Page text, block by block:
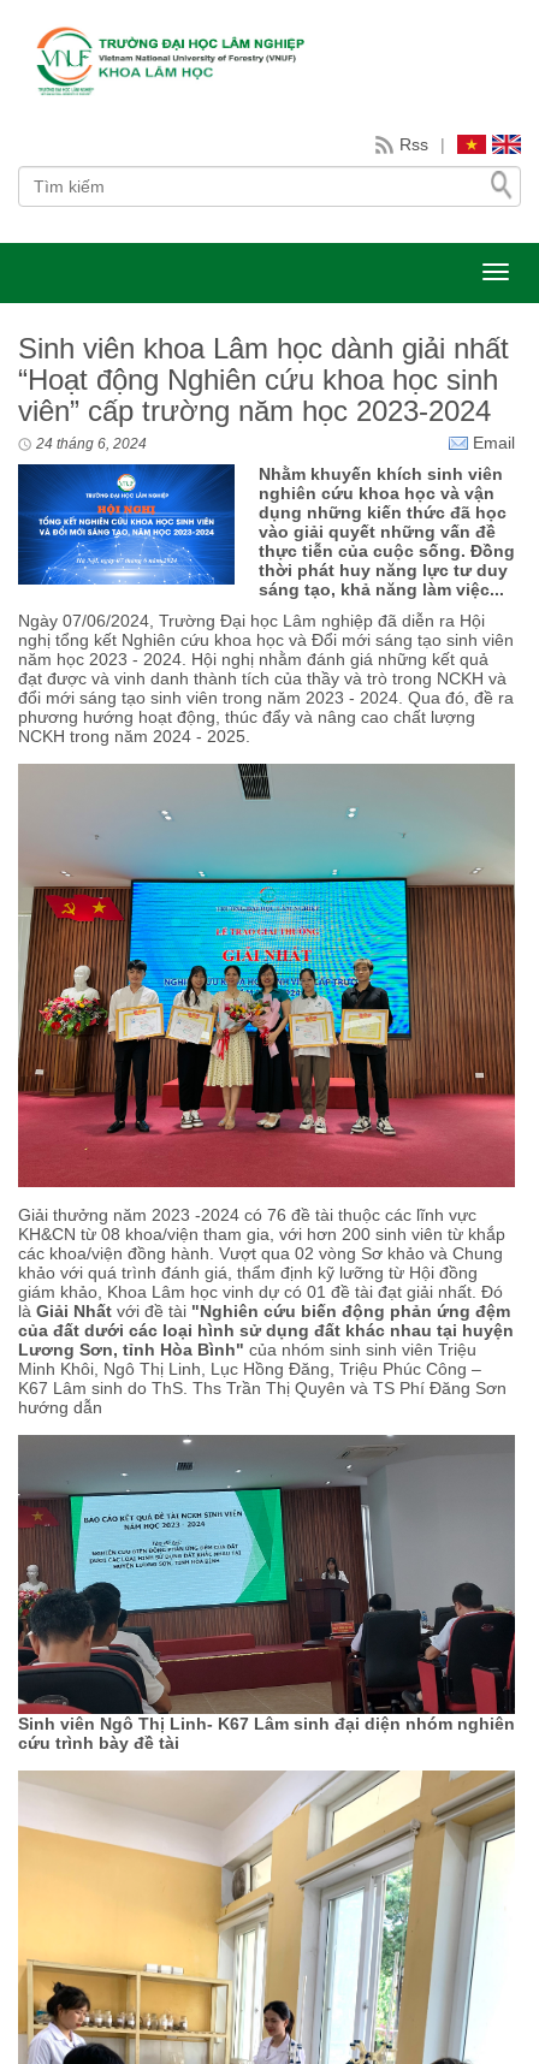
Rss |
Sinh viên khoa Lâm học dành giải nhất
“Hoạt động Nghiên cứu khoa học sinh
viên” cấp trường năm học 2023-2024
24 tháng 6, 2024
Email
Nhằm khuyến khích sinh viên
nghiên cứu khoa học và vận
dụng những kiến thức đã học
vào giải quyết những vấn đề
thực tiễn của cuộc sống. Đồng
thời phát huy năng lực tư duy
sáng tạo, khả năng làm việc...
Ngày 07/06/2024, Trường Đại học Lâm nghiệp đã diễn ra Hội
nghị tổng kết Nghiên cứu khoa học và Đổi mới sáng tạo sinh viên
năm học 2023 - 2024. Hội nghị nhằm đánh giá những kết quả
đạt được và vinh danh thành tích của thầy và trò trong NCKH và
đổi mới sáng tạo sinh viên trong năm 2023 - 2024. Qua đó, đề ra
phương hướng hoạt động, thúc đẩy và nâng cao chất lượng
NCKH trong năm 2024 - 2025.
Giải thưởng năm 2023 -2024 có 76 đề tài thuộc các lĩnh vực
KH&CN từ 08 khoa/viện tham gia, với hơn 200 sinh viên từ khắp
các khoa/viện đồng hành. Vượt qua 02 vòng Sơ khảo và Chung
khảo với quá trình đánh giá, thẩm định kỹ lưỡng từ Hội đồng
giám khảo, Khoa Lâm học vinh dự có 01 đề tài đạt giải nhất. Đó
là Giải Nhất với đề tài "Nghiên cứu biến động phản ứng đệm
của đất dưới các loại hình sử dụng đất khác nhau tại huyện
Lương Sơn, tỉnh Hòa Bình" của nhóm sinh sinh viên Triệu
Minh Khôi, Ngô Thị Linh, Lục Hồng Đăng, Triệu Phúc Công –
K67 Lâm sinh do ThS. Ths Trần Thị Quyên và TS Phí Đăng Sơn
hướng dẫn
Sinh viên Ngô Thị Linh- K67 Lâm sinh đại diện nhóm nghiên
cứu trình bày đề tài